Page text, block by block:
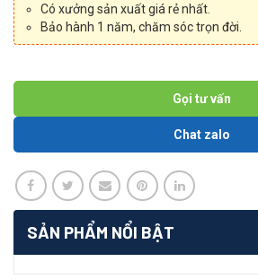
Có xưởng sản xuất giá rẻ nhất.
Bảo hành 1 năm, chăm sóc trọn đời.
Gọi tư vấn
Chat zalo
SẢN PHẨM NỔI BẬT